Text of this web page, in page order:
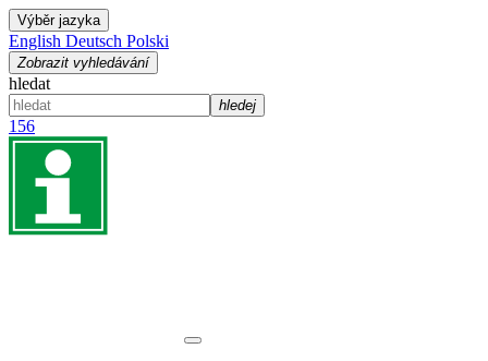
Výběr jazyka
English Deutsch Polski
Zobrazit vyhledávání
hledat
hledej
156